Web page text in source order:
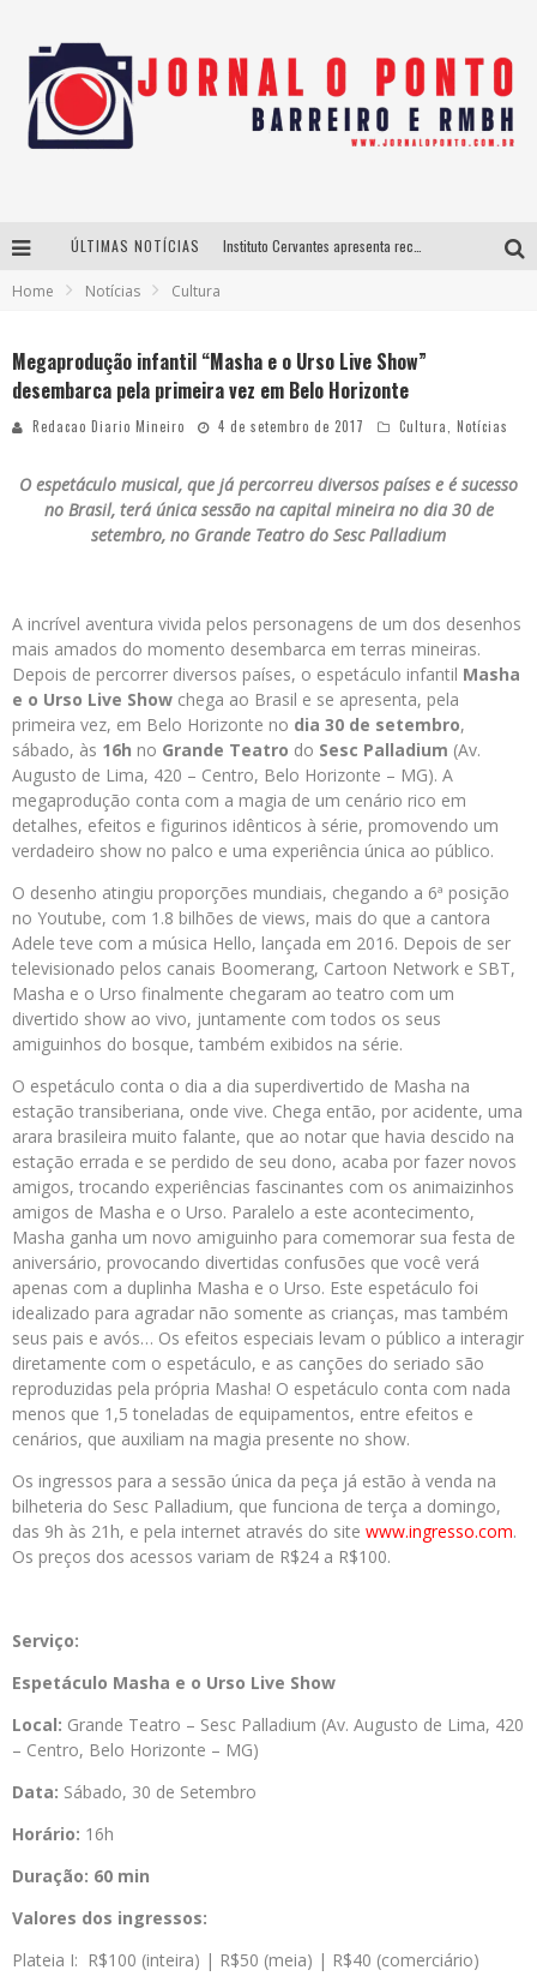
ÚLTIMAS NOTÍCIAS
Home Notícias Cultura
Megaprodução infantil “Masha e o Urso Live Show”
desembarca pela primeira vez em Belo Horizonte
Redacao Diario Mineiro 4 de setembro de 2017 Cultura Notícias
O espetáculo musical, que já percorreu diversos países e é sucesso
no Brasil, terá única sessão na capital mineira no dia 30 de
setembro, no Grande Teatro do Sesc Palladium
A incrível aventura vivida pelos personagens de um dos desenhos
mais amados do momento desembarca em terras mineiras.
Depois de percorrer diversos países, o espetáculo infantil Masha
e o Urso Live Show chega ao Brasil e se apresenta, pela
primeira vez, em Belo Horizonte no dia 30 de setembro,
sábado, às 16h no Grande Teatro do Sesc Palladium (Av.
Augusto de Lima, 420 – Centro, Belo Horizonte – MG). A
megaprodução conta com a magia de um cenário rico em
detalhes, efeitos e figurinos idênticos à série, promovendo um
verdadeiro show no palco e uma experiência única ao público.
O desenho atingiu proporções mundiais, chegando a 6ª posição
no Youtube, com 1.8 bilhões de views, mais do que a cantora
Adele teve com a música Hello, lançada em 2016. Depois de ser
televisionado pelos canais Boomerang, Cartoon Network e SBT,
Masha e o Urso finalmente chegaram ao teatro com um
divertido show ao vivo, juntamente com todos os seus
amiguinhos do bosque, também exibidos na série.
O espetáculo conta o dia a dia superdivertido de Masha na
estação transiberiana, onde vive. Chega então, por acidente, uma
arara brasileira muito falante, que ao notar que havia descido na
estação errada e se perdido de seu dono, acaba por fazer novos
amigos, trocando experiências fascinantes com os animaizinhos
amigos de Masha e o Urso. Paralelo a este acontecimento,
Masha ganha um novo amiguinho para comemorar sua festa de
aniversário, provocando divertidas confusões que você verá
apenas com a duplinha Masha e o Urso. Este espetáculo foi
idealizado para agradar não somente as crianças, mas também
seus pais e avós… Os efeitos especiais levam o público a interagir
diretamente com o espetáculo, e as canções do seriado são
reproduzidas pela própria Masha! O espetáculo conta com nada
menos que 1,5 toneladas de equipamentos, entre efeitos e
cenários, que auxiliam na magia presente no show.
Os ingressos para a sessão única da peça já estão à venda na
bilheteria do Sesc Palladium, que funciona de terça a domingo,
das 9h às 21h, e pela internet através do site www.ingresso.com.
Os preços dos acessos variam de R$24 a R$100.
Serviço:
Espetáculo Masha e o Urso Live Show
Local: Grande Teatro – Sesc Palladium (Av. Augusto de Lima, 420
– Centro, Belo Horizonte – MG)
Data: Sábado, 30 de Setembro
Horário: 16h
Duração: 60 min
Valores dos ingressos:
Plateia I: R$100 (inteira) | R$50 (meia) | R$40 (comerciário)